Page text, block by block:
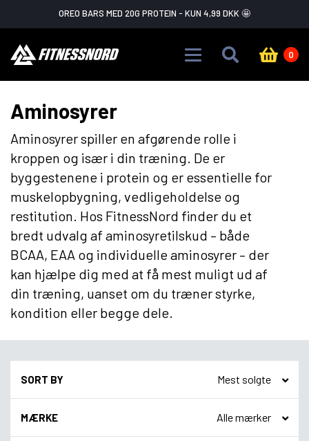
Skip to main contentFLASH SALE ADVARSEL!GÅ IKKE GLIP AF DET
0
Aminosyrer
Aminosyrer spiller en afgørende rolle i
kroppen og især i din træning. De er
byggestenene i protein og er essentielle for
muskelopbygning, vedligeholdelse og
restitution. Hos FitnessNord finder du et
bredt udvalg af aminosyretilskud – både
BCAA, EAA og individuelle aminosyrer – der
kan hjælpe dig med at få mest muligt ud af
din træning, uanset om du træner styrke,
kondition eller begge dele.
SORT BY
MÆRKE